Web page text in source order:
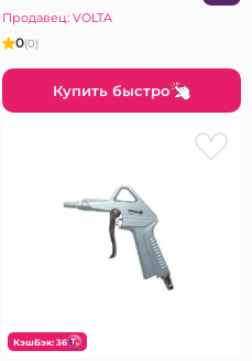
Продавец: VOLTA
0(0)
Купить быстро
КэшБэк: 36